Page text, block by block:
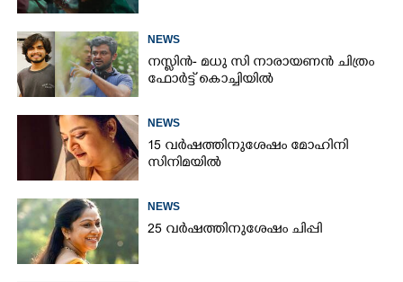
NEWS
നസ്ലിൻ- മധു സി നാരായണൻ ചിത്രം
ഫോർട്ട് കൊച്ചിയിൽ
NEWS
15 വർഷത്തിനുശേഷം മോഹിനി
സിനിമയിൽ
NEWS
25 വർഷത്തിനുശേഷം ചിപ്പി